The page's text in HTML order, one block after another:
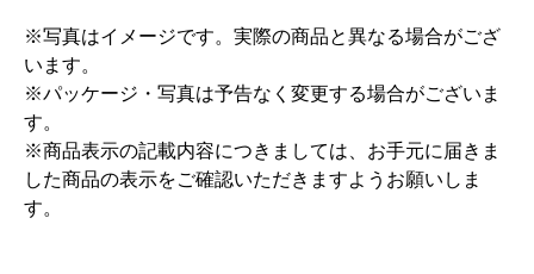
※写真はイメージです。実際の商品と異なる場合がござ
います。
※パッケージ・写真は予告なく変更する場合がございま
す。
※商品表示の記載内容につきましては、お手元に届きま
した商品の表示をご確認いただきますようお願いしま
す。